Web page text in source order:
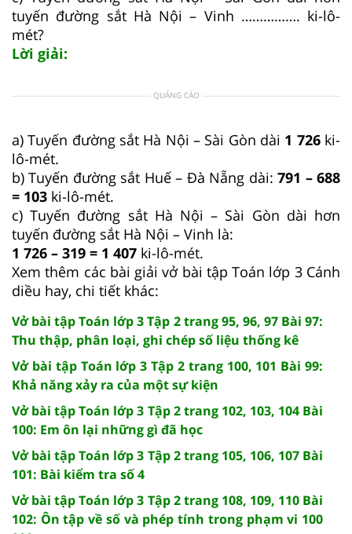
tuyến đường sắt Hà Nội – Vinh ……………. ki-lô-
mét?
Lời giải:
QUẢNG CÁO
a) Tuyến đường sắt Hà Nội – Sài Gòn dài 1 726 ki-
lô-mét.
b) Tuyến đường sắt Huế – Đà Nẵng dài:791 – 688
= 103 ki-lô-mét.
c) Tuyến đường sắt Hà Nội – Sài Gòn dài hơn
tuyến đường sắt Hà Nội – Vinh là:
1 726 – 319 = 1 407 ki-lô-mét.
Xem thêm các bài giải vở bài tập Toán lớp 3 Cánh
diều hay, chi tiết khác:
Vở bài tập Toán lớp 3 Tập 2 trang 95, 96, 97 Bài 97:
Thu thập, phân loại, ghi chép số liệu thống kê
Vở bài tập Toán lớp 3 Tập 2 trang 100, 101 Bài 99:
Khả năng xảy ra của một sự kiện
Vở bài tập Toán lớp 3 Tập 2 trang 102, 103, 104 Bài
100: Em ôn lại những gì đã học
Vở bài tập Toán lớp 3 Tập 2 trang 105, 106, 107 Bài
101: Bài kiểm tra số 4
Vở bài tập Toán lớp 3 Tập 2 trang 108, 109, 110 Bài
102: Ôn tập về số và phép tính trong phạm vi 100